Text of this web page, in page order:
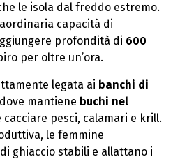
le isola dal freddo estremo.
capacità di
profondità di 600
per oltre un’ora.
legata ai banchi di
mantiene buchi nel
pesci, calamari e krill.
le femmine
ghiaccio stabili e allattano i